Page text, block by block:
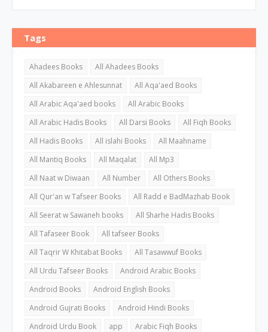
Tags
Ahadees Books
All Ahadees Books
All Akabareen e Ahlesunnat
All Aqa'aed Books
All Arabic Aqa'aed books
All Arabic Books
All Arabic Hadis Books
All Darsi Books
All Fiqh Books
All Hadis Books
All islahi Books
All Maahname
All Mantiq Books
All Maqalat
All Mp3
All Naat w Diwaan
All Number
All Others Books
All Qur'an w Tafseer Books
All Radd e BadMazhab Book
All Seerat w Sawaneh books
All Sharhe Hadis Books
All Tafaseer Book
All tafseer Books
All Taqrir W Khitabat Books
All Tasawwuf Books
All Urdu Tafseer Books
Android Arabic Books
Android Books
Android English Books
Android Gujrati Books
Android Hindi Books
Android Urdu Book
app
Arabic Fiqh Books